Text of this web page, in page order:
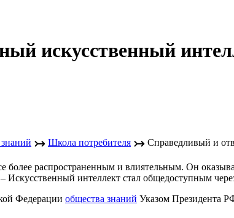
искусственный
↣ Школа потребителя ↣ Справедливый и
распространенным и влиятельным. Он
Искусственный интеллект стал общедоступным
Федерации общества знаний Указом Президента